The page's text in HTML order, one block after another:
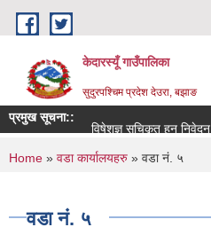
Skip to main content
केदारस्यूँ गाउँपालिका
सुदुरपश्चिम प्रदेश देउरा, बझाङ
प्रमुख सूचना::
विषेशज्ञ सूचिकृत हुन निवेदन पेश
You are here
Home » वडा कार्यालयहरु » वडा नं. ५
वडा नं. ५